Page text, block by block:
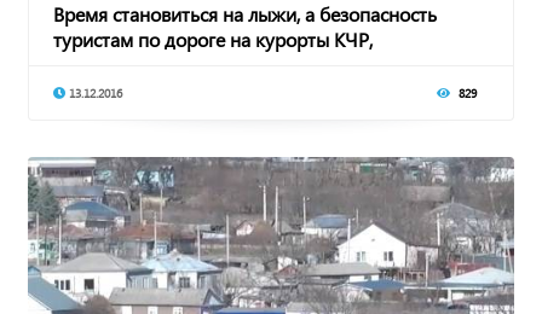
Время становиться на лыжи, а безопасность
туристам по дороге на курорты КЧР,
13.12.2016 829